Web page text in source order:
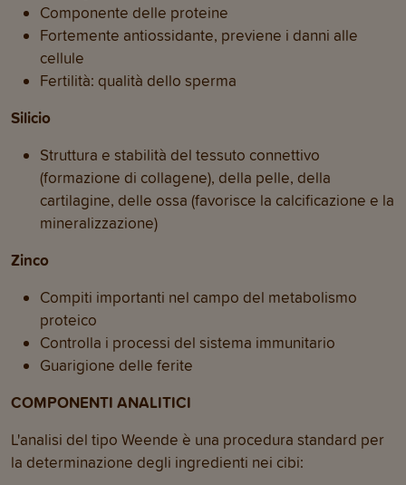
Componente delle proteine
Fortemente antiossidante, previene i danni alle
cellule
Fertilità: qualità dello sperma
Silicio
Struttura e stabilità del tessuto connettivo
(formazione di collagene), della pelle, della
cartilagine, delle ossa (favorisce la calcificazione e la
mineralizzazione)
Zinco
Compiti importanti nel campo del metabolismo
proteico
Controlla i processi del sistema immunitario
Guarigione delle ferite
COMPONENTI ANALITICI
L'analisi del tipo Weende è una procedura standard per
la determinazione degli ingredienti nei cibi: